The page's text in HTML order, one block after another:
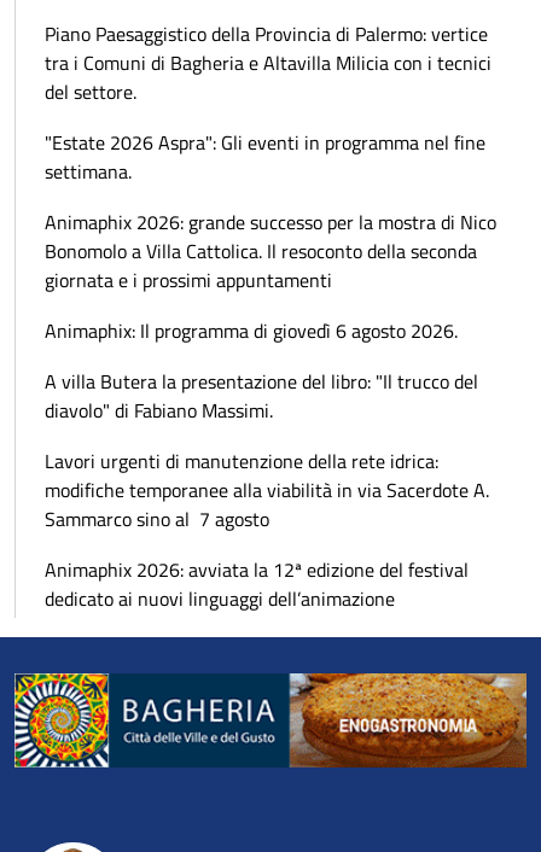
Piano Paesaggistico della Provincia di Palermo: vertice
tra i Comuni di Bagheria e Altavilla Milicia con i tecnici
del settore.
"Estate 2026 Aspra": Gli eventi in programma nel fine
settimana.
Animaphix 2026: grande successo per la mostra di Nico
Bonomolo a Villa Cattolica. Il resoconto della seconda
giornata e i prossimi appuntamenti
Animaphix: Il programma di giovedì 6 agosto 2026.
A villa Butera la presentazione del libro: "Il trucco del
diavolo" di Fabiano Massimi.
Lavori urgenti di manutenzione della rete idrica:
modifiche temporanee alla viabilità in via Sacerdote A.
Sammarco sino al 7 agosto
Animaphix 2026: avviata la 12ª edizione del festival
dedicato ai nuovi linguaggi dell’animazione